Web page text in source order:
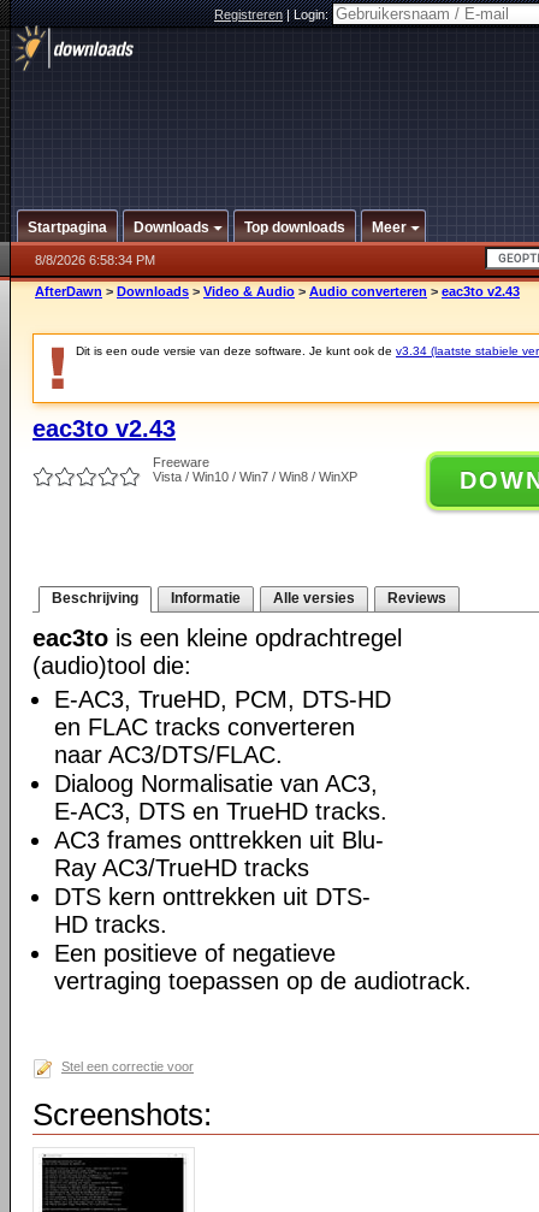
Registreren|Login:
Startpagina Downloads Top downloads Meer
8/8/2026 6:58:34 PM
AfterDawn > Downloads > Video & Audio > Audio converteren > eac3to v2.43
Dit is een oude versie van deze software. Je kunt ook de v3.34 (laatste stabiele
eac3to v2.43
Freeware
Vista / Win10 / Win7 / Win8 / WinXP
Beschrijving Informatie Alle versies Reviews
eac3to is een kleine opdrachtregel
(audio)tool die:
E-AC3, TrueHD, PCM, DTS-HD
en FLAC tracks converteren
naar AC3/DTS/FLAC.
Dialoog Normalisatie van AC3,
E-AC3, DTS en TrueHD tracks.
AC3 frames onttrekken uit Blu-
Ray AC3/TrueHD tracks
DTS kern onttrekken uit DTS-
HD tracks.
Een positieve of negatieve
vertraging toepassen op de audiotrack.
Stel een correctie voor
Screenshots: